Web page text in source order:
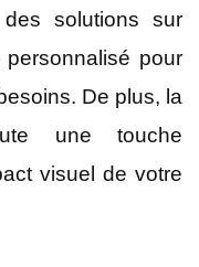
solutions sur
pour
De plus, la
une touche
visuel de votre